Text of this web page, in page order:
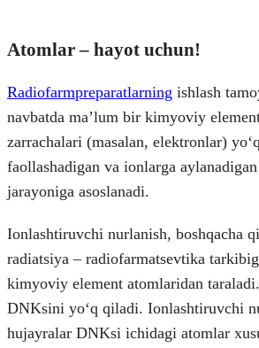
Atomlar – hayot uchun!
Radiofarmpreparatlarning ishlash
navbatda maʼlum bir kimyoviy
zarrachalari (masalan, elektronlar)
faollashadigan va ionlarga
jarayoniga asoslanadi.
Ionlashtiruvchi nurlanish, boshqacha
radiatsiya – radiofarmatsevtika
kimyoviy element atomlaridan
DNKsini yoʻq qiladi. Ionlashtiruvchi
hujayralar DNKsi ichidagi atomlar